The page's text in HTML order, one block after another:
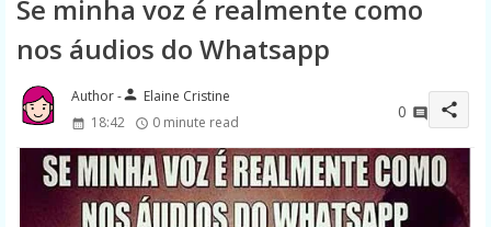
Se minha voz é realmente como
nos áudios do Whatsapp
person Elaine Cristine
18:42
0 minute read
0 share